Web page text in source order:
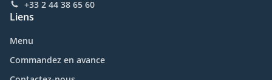
+33 2 44 38 65 60
Liens
Menu
Commandez en avance